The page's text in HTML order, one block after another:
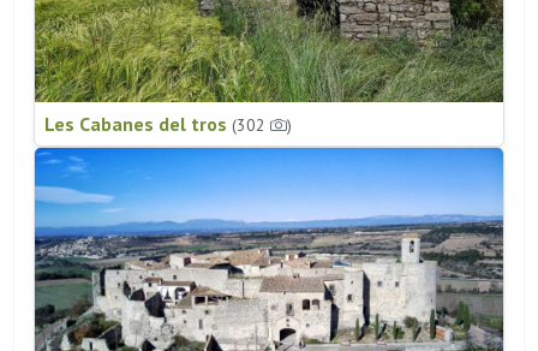
Les Cabanes del tros (302 )